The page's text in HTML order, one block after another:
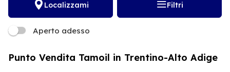
Localizzami Filtri
Aperto adesso
Punto Vendita Tamoil in Trentino-Alto Adige